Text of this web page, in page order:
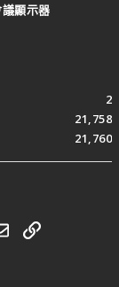
顯示器
2
21,758
21,760
電子郵件
連結